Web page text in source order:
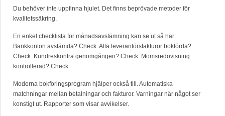
Du behöver inte uppfinna hjulet. Det finns beprövade metoder för
kvalitetssäkring.
En enkel checklista för månadsavstämning kan se ut så här:
Bankkonton avstämda? Check. Alla leverantörsfakturor bokförda?
Check. Kundreskontra genomgången? Check. Momsredovisning
kontrollerad? Check.
Moderna bokföringsprogram hjälper också till. Automatiska
matchningar mellan betalningar och fakturor. Varningar när något ser
konstigt ut. Rapporter som visar avvikelser.